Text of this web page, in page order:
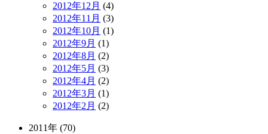
2012年12月 (4)
2012年11月 (3)
2012年10月 (1)
2012年9月 (1)
2012年8月 (2)
2012年5月 (3)
2012年4月 (2)
2012年3月 (1)
2012年2月 (2)
2011年 (70)